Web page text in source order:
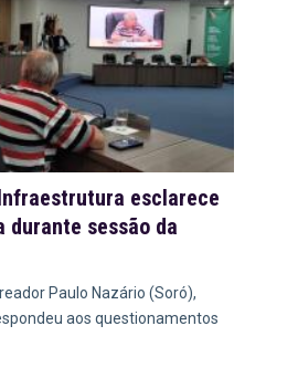
esclarece
durante sessão da
Paulo Nazário (Soró),
aos questionamentos